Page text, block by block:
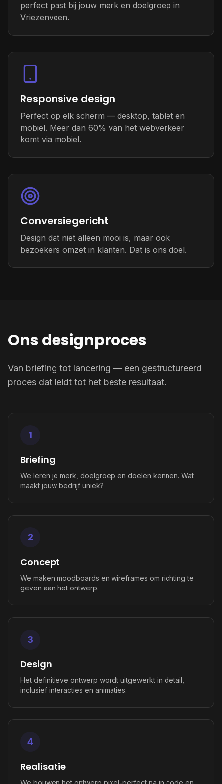
perfect past bij jouw merk en doelgroep in
Vriezenveen.
Responsive design
Perfect op elk scherm — desktop, tablet en
mobiel. Meer dan 60% van het webverkeer
komt via mobiel.
Conversiegericht
Design dat niet alleen mooi is, maar ook
bezoekers omzet in klanten. Dat is ons doel.
Ons designproces
Van briefing tot lancering — een gestructureerd
proces dat leidt tot het beste resultaat.
1
Briefing
We leren je merk, doelgroep en doelen kennen. Wat
maakt jouw bedrijf uniek?
2
Concept
We maken moodboards en wireframes om richting te
geven aan het ontwerp.
3
Design
Het definitieve ontwerp wordt uitgewerkt in detail,
inclusief interacties en animaties.
4
Realisatie
We bouwen het ontwerp pixel-perfect na in code en